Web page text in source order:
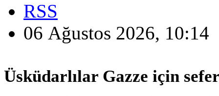
RSS
06 Ağustos 2026, 10:14
Üsküdarlılar Gazze için